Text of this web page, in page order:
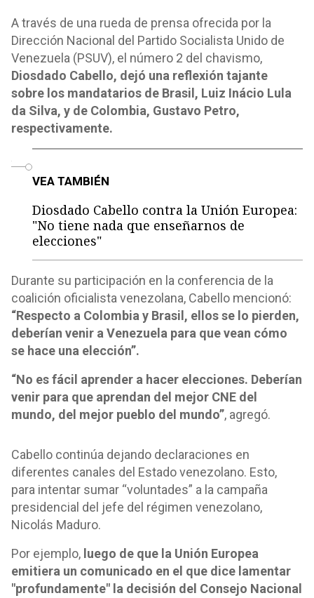
A través de una rueda de prensa ofrecida por la
Dirección Nacional del Partido Socialista Unido de
Venezuela (PSUV), el número 2 del chavismo,
Diosdado Cabello, dejó una reflexión tajante
sobre los mandatarios de Brasil, Luiz Inácio Lula
da Silva, y de Colombia, Gustavo Petro,
respectivamente.
VEA TAMBIÉN
Diosdado Cabello contra la Unión Europea:
"No tiene nada que enseñarnos de
elecciones"
Durante su participación en la conferencia de la
coalición oficialista venezolana, Cabello mencionó:
“Respecto a Colombia y Brasil, ellos se lo pierden,
deberían venir a Venezuela para que vean cómo
se hace una elección”.
“No es fácil aprender a hacer elecciones. Deberían
venir para que aprendan del mejor CNE del
mundo, del mejor pueblo del mundo”, agregó.
Cabello continúa dejando declaraciones en
diferentes canales del Estado venezolano. Esto,
para intentar sumar “voluntades” a la campaña
presidencial del jefe del régimen venezolano,
Nicolás Maduro.
Por ejemplo, luego de que la Unión Europea
emitiera un comunicado en el que dice lamentar
"profundamente" la decisión del Consejo Nacional